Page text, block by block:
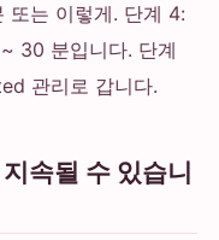
는 이렇게. 단계 4:
30 분입니다. 단계
관리로 갑니다.
속될 수 있습니